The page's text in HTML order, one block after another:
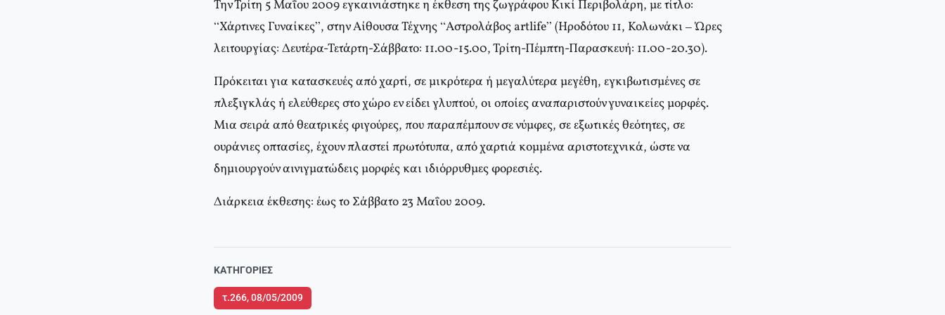
Την Τρίτη 5 Μαΐου 2009 εγκαινιάστηκε η έκθεση της ζωγράφου Κικί Περιβολάρη, με τίτλο:
“Χάρτινες Γυναίκες”, στην Αίθουσα Τέχνης “Αστρολάβος artlife” (Ηροδότου 11, Κολωνάκι – Ώρες
λειτουργίας: Δευτέρα-Τετάρτη-Σάββατο: 11.00-15.00, Τρίτη-Πέμπτη-Παρασκευή: 11.00-20.30).
Πρόκειται για κατασκευές από χαρτί, σε μικρότερα ή μεγαλύτερα μεγέθη, εγκιβωτισμένες σε
πλεξιγκλάς ή ελεύθερες στο χώρο εν είδει γλυπτού, οι οποίες αναπαριστούν γυναικείες μορφές.
Μια σειρά από θεατρικές φιγούρες, που παραπέμπουν σε νύμφες, σε εξωτικές θεότητες, σε
ουράνιες οπτασίες, έχουν πλαστεί πρωτότυπα, από χαρτιά κομμένα αριστοτεχνικά, ώστε να
δημιουργούν αινιγματώδεις μορφές και ιδιόρρυθμες φορεσιές.
Διάρκεια έκθεσης: έως το Σάββατο 23 Μαΐου 2009.
ΚΑΤΗΓΟΡΊΕΣ
τ.266, 08/05/2009